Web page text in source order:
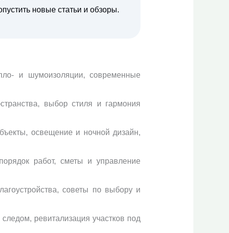
новые статьи и обзоры.
и шумоизоляции, современные
выбор стиля и гармония
освещение и ночной дизайн,
работ, сметы и управление
советы по выбору и
ревитализация участков под